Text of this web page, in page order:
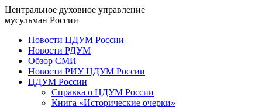
Центральное духовное управление
мусульман России
Новости ЦДУМ России
Новости РДУМ
Обзор СМИ
Новости РИУ ЦДУМ России
ЦДУМ России
Справка о ЦДУМ России
Книга «Исторические очерки»